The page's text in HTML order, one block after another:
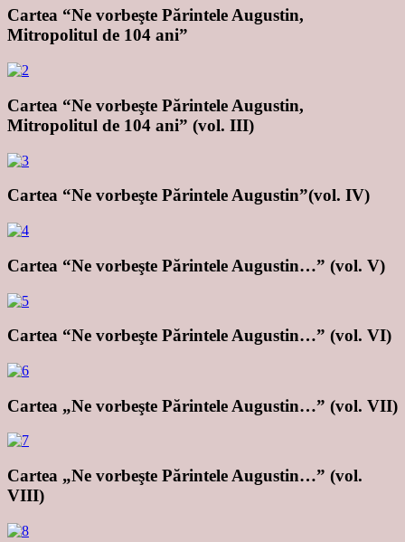
Cartea “Ne vorbeşte Părintele Augustin,
Mitropolitul de 104 ani”
Cartea “Ne vorbeşte Părintele Augustin,
Mitropolitul de 104 ani” (vol. III)
Cartea “Ne vorbeşte Părintele Augustin”(vol. IV)
Cartea “Ne vorbeşte Părintele Augustin…” (vol. V)
Cartea “Ne vorbeşte Părintele Augustin…” (vol. VI)
Cartea „Ne vorbeşte Părintele Augustin…” (vol. VII)
Cartea „Ne vorbeşte Părintele Augustin…” (vol.
VIII)